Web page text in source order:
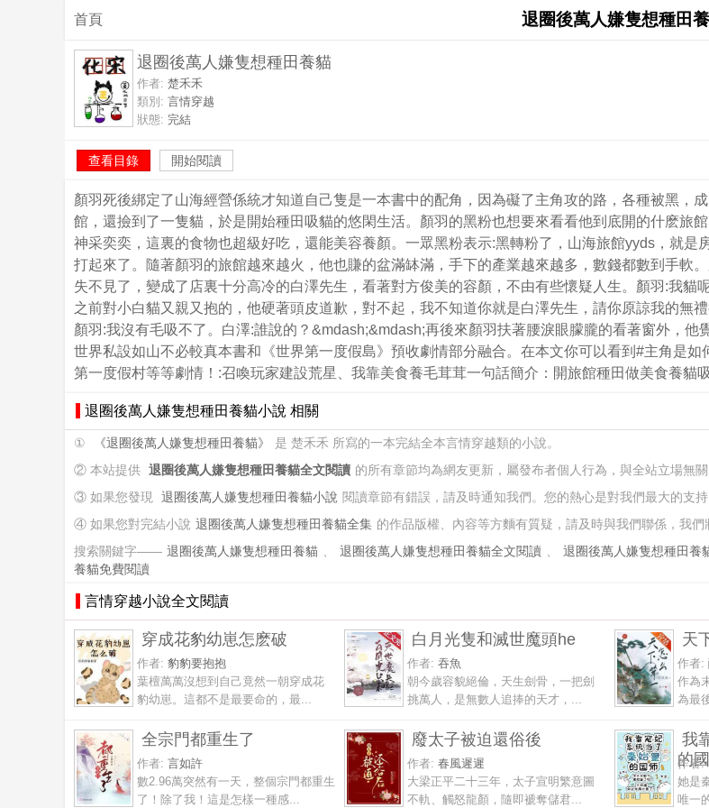
首頁 退圈後萬人嫌隻想種田
退圈後萬人嫌隻想種田養貓
作者: 楚禾禾
類別: 言情穿越
狀態: 完結
查看目錄 開始閱讀
顏羽死後綁定了山海經營係統才知道自己隻是一本書中的配角，因為礙了主角攻的路，各種被黑，
館，還撿到了一隻貓，於是開始種田吸貓的悠閑生活。顏羽的黑粉也想要來看看他到底開的什麽旅
神采奕奕，這裏的食物也超級好吃，還能美容養顏。一眾黑粉表示:黑轉粉了，山海旅館yyds，就
打起來了。隨著顏羽的旅館越來越火，他也賺的盆滿缽滿，手下的產業越來越多，數錢都數到手軟
失不見了，變成了店裏十分高冷的白澤先生，看著對方俊美的容顏，不由有些懷疑人生。顏羽:我
之前對小白貓又親又抱的，他硬著頭皮道歉，對不起，我不知道你就是白澤先生，請你原諒我的無
顏羽:我沒有毛吸不了。白澤:誰說的？&mdash;&mdash;再後來顏羽扶著腰淚眼朦朧的看著窗外，
世界私設如山不必較真本書和《世界第一度假島》預收劇情部分融合。在本文你可以看到#主角是
第一度假村等等劇情！:召喚玩家建設荒星、我靠美食養毛茸茸一句話簡介：開旅館種田做美食養貓
退圈後萬人嫌隻想種田養貓小說 相關
① 《退圈後萬人嫌隻想種田養貓》
是 楚禾禾 所寫的一本完結全本言情穿越類的小說。
② 本站提供 退圈後萬人嫌隻想種田養貓全文閱讀 的所有章節均為網友更新，屬發布者個人行為，與全站立場無關
③ 如果您發現 退圈後萬人嫌隻想種田養貓小說 閱讀章節有錯誤，請及時通知我們。您的熱心是對我們最大的支持
④ 如果您對完結小說 退圈後萬人嫌隻想種田養貓全集 的作品版權、內容等方麵有質疑，請及時與我們聯係，我們
搜索關鍵字—— 退圈後萬人嫌隻想種田養貓 、 退圈後萬人嫌隻想種田養貓全文閱讀 、 退圈後萬人嫌隻想種田養
養貓免費閱讀
言情穿越小說全文閱讀
穿成花豹幼崽怎麽破
作者: 豹豹要抱抱
葉檀萬萬沒想到自己竟然一朝穿成花
豹幼崽。這都不是最要命的，最...
白月光隻和滅世魔頭he
作者: 吞魚
朝今歲容貌絕倫，天生劍骨，一把劍
挑萬人，是無數人追捧的天才，...
天
作者:
作為
為最
全宗門都重生了
作者: 言如許
數2.96萬突然有一天，整個宗門都重生
了！除了我！這是怎樣一種感...
廢太子被迫還俗後
作者: 春風遲遲
大梁正平二十三年，太子宣明繁意圖
不軌、觸怒龍顏，隨即褫奪儲君...
我
的
作者:
她是
唯一